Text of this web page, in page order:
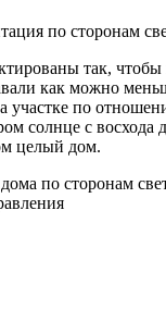
по сторонам
так,
как можно
участке по
солнце с восхода
целый дом.
по сторонам